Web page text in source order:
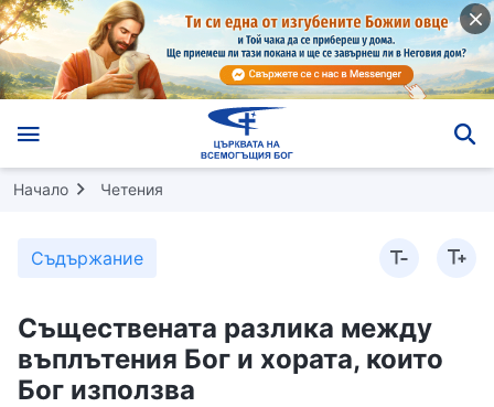
Начало Четения
Съдържание
Съществената разлика между
въплътения Бог и хората, които
Бог използва